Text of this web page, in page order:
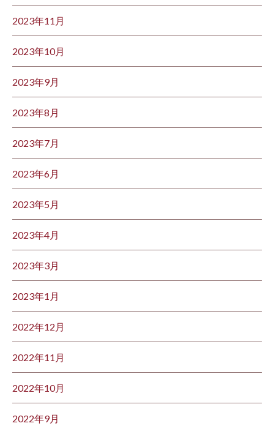
2023年11月
2023年10月
2023年9月
2023年8月
2023年7月
2023年6月
2023年5月
2023年4月
2023年3月
2023年1月
2022年12月
2022年11月
2022年10月
2022年9月